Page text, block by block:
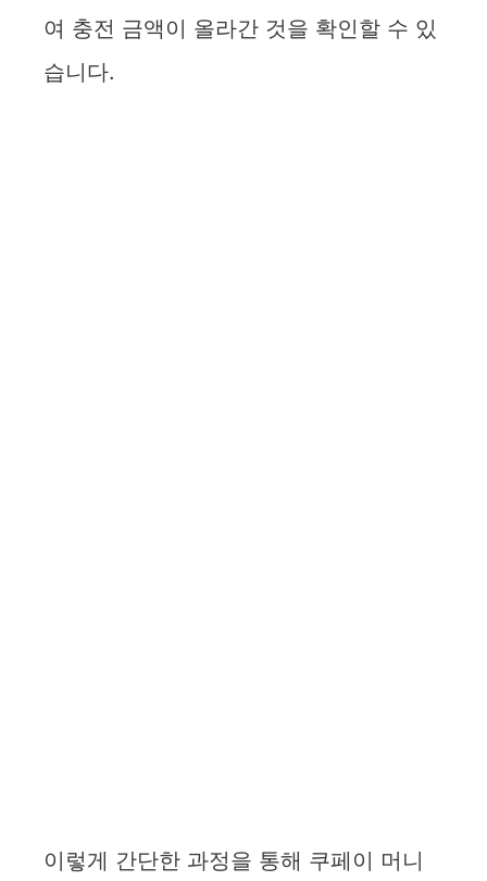
여 충전 금액이 올라간 것을 확인할 수 있
습니다.
이렇게 간단한 과정을 통해 쿠페이 머니